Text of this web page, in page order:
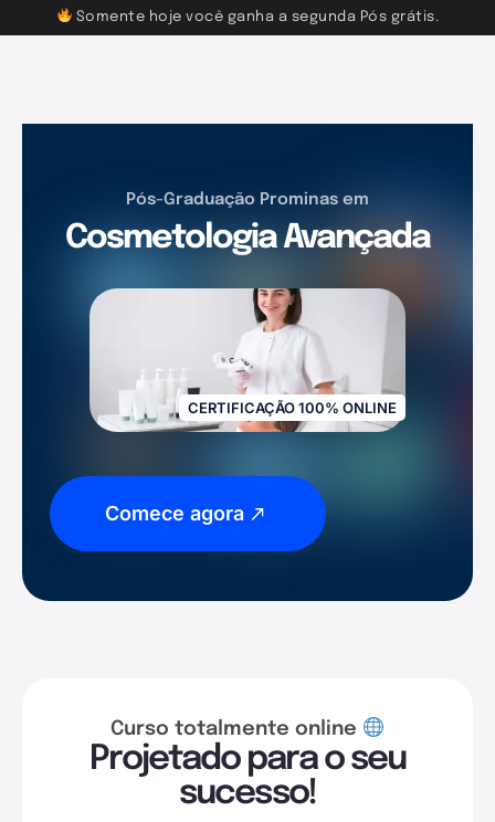
Somente hoje você ganha a segunda Pós grátis.
Pós-Graduação Prominas em
Cosmetologia Avançada
CERTIFICAÇÃO 100% ONLINE
Comece agora
Curso totalmente online
Projetado para o seu
sucesso!